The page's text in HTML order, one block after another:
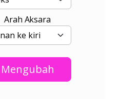
Arah Aksara
Mengubah